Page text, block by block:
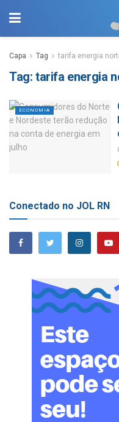
Capa Tag tarifa energia
Tag: tarifa energia
ECONOMIA
Conectado no JOL RN